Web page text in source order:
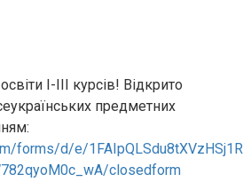
І-ІІІ курсів! Відкрито
предметних
forms/d/e/
closedform